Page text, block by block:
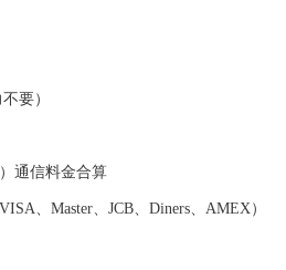
る資源と未来をぜひ応援してくだ
要）
通信料金合算
、Master、JCB、Diners、AMEX）